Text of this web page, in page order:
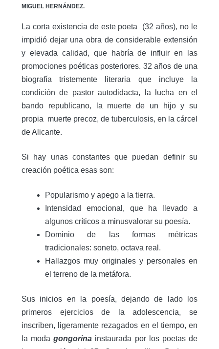
MIGUEL HERNÁNDEZ.
La corta existencia de este poeta (32 años), no le
impidió dejar una obra de considerable extensión
y elevada calidad, que habría de influir en las
promociones poéticas posteriores. 32 años de una
biografía tristemente literaria que incluye la
condición de pastor autodidacta, la lucha en el
bando republicano, la muerte de un hijo y su
propia muerte precoz, de tuberculosis, en la cárcel
de Alicante.
Si hay unas constantes que puedan definir su
creación poética esas son:
Popularismo y apego a la tierra.
Intensidad emocional, que ha llevado a
algunos críticos a minusvalorar su poesía.
Dominio de las formas métricas
tradicionales: soneto, octava real.
Hallazgos muy originales y personales en
el terreno de la metáfora.
Sus inicios en la poesía, dejando de lado los
primeros ejercicios de la adolescencia, se
inscriben, ligeramente rezagados en el tiempo, en
la modagongorina instaurada por los poetas de